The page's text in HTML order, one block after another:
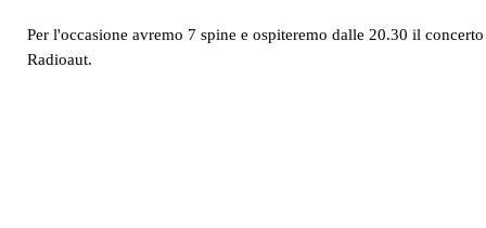
Per l'occasione avremo 7 spine e ospiteremo dalle 20.30 il
Radioaut.